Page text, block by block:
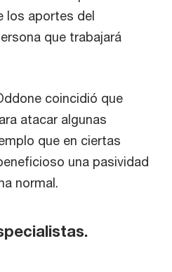
los aportes del
que trabajará
coincidió que
atacar algunas
que en ciertas
una pasividad
normal.